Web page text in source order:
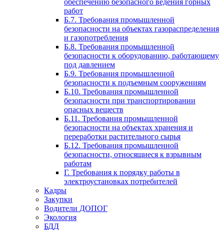
обеспечению безопасного ведения горных
работ
Б.7. Требования промышленной
безопасности на объектах газораспределения
и газопотребления
Б.8. Требования промышленной
безопасности к оборудованию, работающему
под давлением
Б.9. Требования промышленной
безопасности к подъемным сооружениям
Б.10. Требования промышленной
безопасности при транспортировании
опасных веществ
Б.11. Требования промышленной
безопасности на объектах хранения и
переработки растительного сырья
Б.12. Требования промышленной
безопасности, относящиеся к взрывным
работам
Г. Требования к порядку работы в
электроустановках потребителей
Кадры
Закупки
Водители ДОПОГ
Экология
БДД